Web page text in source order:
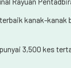
kanak-kanak
3,500 kes